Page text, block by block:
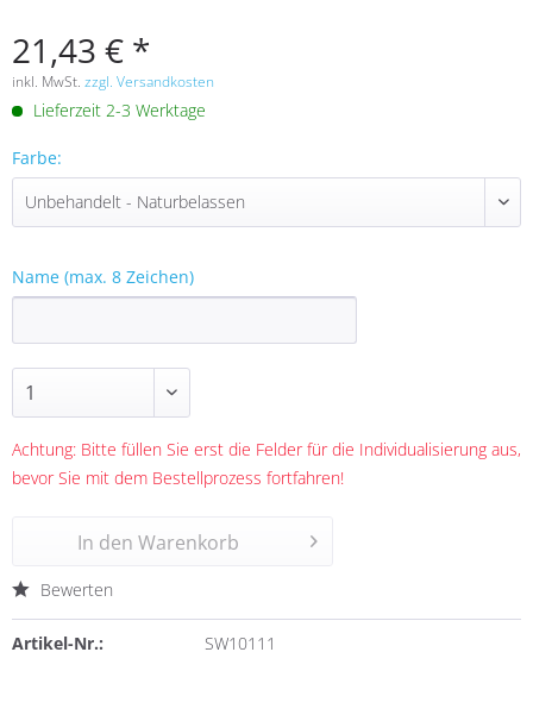
21,43 € *
inkl. MwSt. zzgl. Versandkosten
Lieferzeit 2-3 Werktage
Farbe:
Name (max. 8 Zeichen)
Achtung: Bitte füllen Sie erst die Felder für die Individualisierung aus,
bevor Sie mit dem Bestellprozess fortfahren!
In den Warenkorb
Bewerten
Artikel-Nr.: SW10111